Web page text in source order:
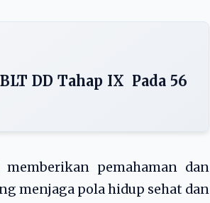
DD Tahap IX Pada 56
pemahaman dan
menjaga pola hidup sehat dan